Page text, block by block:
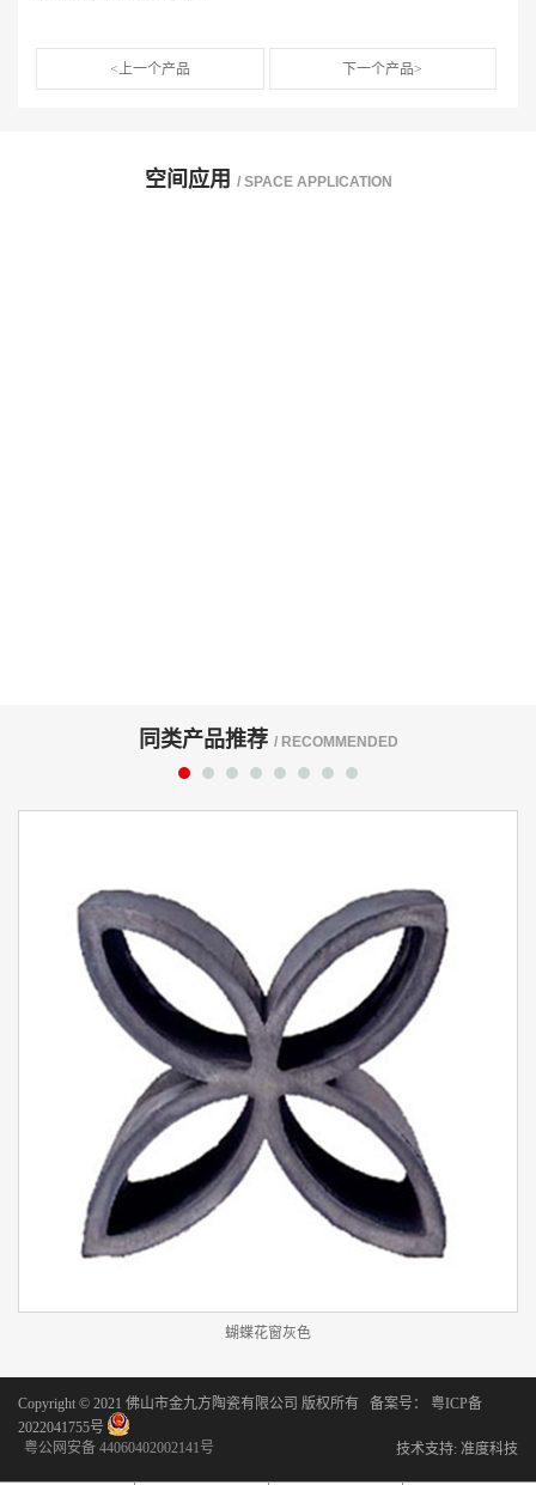
<上一个产品 下一个产品>
空间应用 / SPACE APPLICATION
同类产品推荐 / RECOMMENDED
蝴蝶花窗灰色
Copyright © 2021 佛山市金九方陶瓷有限公司 版权所有 备案号：
粤ICP备
2022041755号
粤公网安备 44060402002141号
技术支持: 准度科技